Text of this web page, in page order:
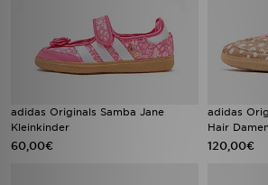
adidas Originals Samba Jane
Kleinkinder
60,00€
adidas
Hair
120,00€